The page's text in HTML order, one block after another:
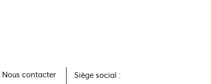
Nous contacter
Siège social :